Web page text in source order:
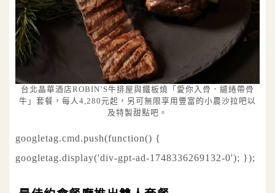
台北晶華酒店ROBIN’S牛排屋與鐵板燒「愛你入骨．繾綣帶骨
牛」套餐，每人4,280元起，另可無限享用豐富的小農沙拉吧以
及特製甜點吧。
googletag.cmd.push(function() {
googletag.display('div-gpt-ad-1748336269132-0'); });